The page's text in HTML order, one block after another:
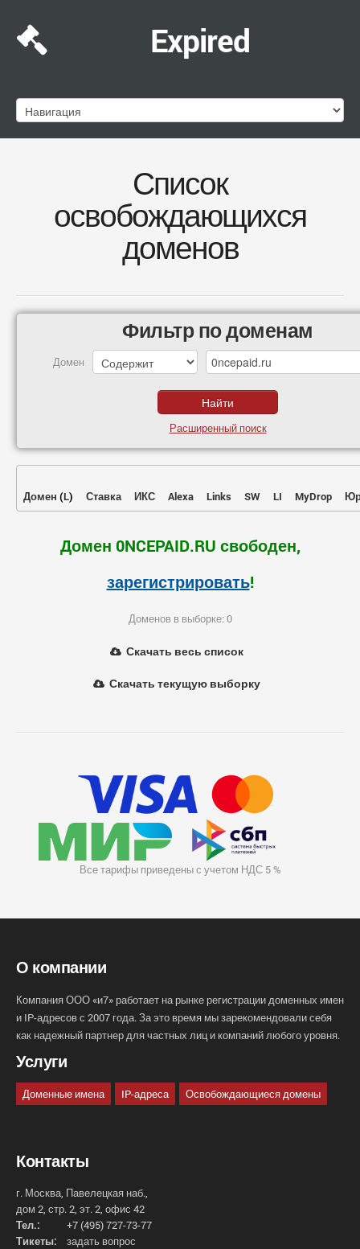
Expired
Список
освобождающихся
доменов
Фильтр по доменам
Домен
Расширенный поиск
Домен (L) Ставка ИКС Alexa Links SW LI MyDrop
Домен 0NCEPAID.RU свободен,
зарегистрировать!
Доменов в выборке: 0
Скачать весь список
Скачать текущую выборку
Все тарифы приведены с учетом НДС 5 %
О компании
Компания ООО «и7» работает на рынке регистрации доменных имен
и IP-адресов с 2007 года. За это время мы зарекомендовали себя
как надежный партнер для частных лиц и компаний любого уровня.
Услуги
Доменные имена IP-адреса Освобождающиеся домены
Контакты
г. Москва, Павелецкая наб.,
дом 2, стр. 2, эт. 2, офис 42
Тел.:
+7 (495) 727-73-77
Тикеты:
задать вопрос